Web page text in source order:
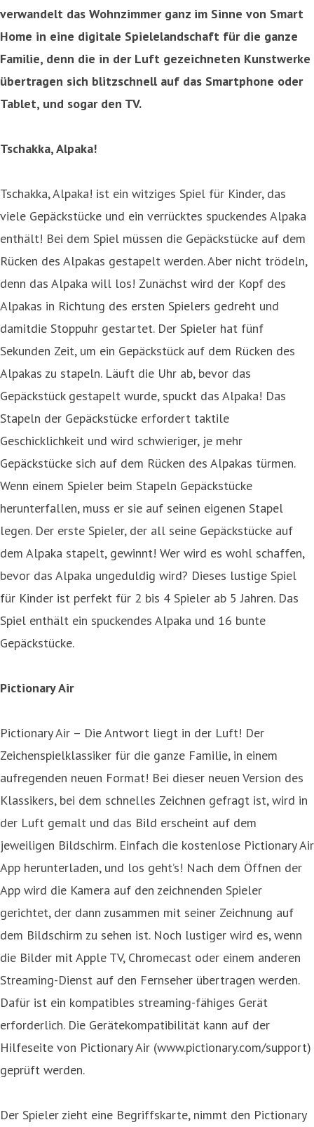
verwandelt das Wohnzimmer ganz im Sinne von Smart
Home in eine digitale Spielelandschaft für die ganze
Familie, denn die in der Luft gezeichneten Kunstwerke
übertragen sich blitzschnell auf das Smartphone oder
Tablet, und sogar den TV.
Tschakka, Alpaka!
Tschakka, Alpaka! ist ein witziges Spiel für Kinder, das
viele Gepäckstücke und ein verrücktes spuckendes Alpaka
enthält! Bei dem Spiel müssen die Gepäckstücke auf dem
Rücken des Alpakas gestapelt werden. Aber nicht trödeln,
denn das Alpaka will los! Zunächst wird der Kopf des
Alpakas in Richtung des ersten Spielers gedreht und
damitdie Stoppuhr gestartet. Der Spieler hat fünf
Sekunden Zeit, um ein Gepäckstück auf dem Rücken des
Alpakas zu stapeln. Läuft die Uhr ab, bevor das
Gepäckstück gestapelt wurde, spuckt das Alpaka! Das
Stapeln der Gepäckstücke erfordert taktile
Geschicklichkeit und wird schwieriger, je mehr
Gepäckstücke sich auf dem Rücken des Alpakas türmen.
Wenn einem Spieler beim Stapeln Gepäckstücke
herunterfallen, muss er sie auf seinen eigenen Stapel
legen. Der erste Spieler, der all seine Gepäckstücke auf
dem Alpaka stapelt, gewinnt! Wer wird es wohl schaffen,
bevor das Alpaka ungeduldig wird? Dieses lustige Spiel
für Kinder ist perfekt für 2 bis 4 Spieler ab 5 Jahren. Das
Spiel enthält ein spuckendes Alpaka und 16 bunte
Gepäckstücke.
Pictionary Air
Pictionary Air – Die Antwort liegt in der Luft! Der
Zeichenspielklassiker für die ganze Familie, in einem
aufregenden neuen Format! Bei dieser neuen Version des
Klassikers, bei dem schnelles Zeichnen gefragt ist, wird in
der Luft gemalt und das Bild erscheint auf dem
jeweiligen Bildschirm. Einfach die kostenlose Pictionary Air
App herunterladen, und los geht’s! Nach dem Öffnen der
App wird die Kamera auf den zeichnenden Spieler
gerichtet, der dann zusammen mit seiner Zeichnung auf
dem Bildschirm zu sehen ist. Noch lustiger wird es, wenn
die Bilder mit Apple TV, Chromecast oder einem anderen
Streaming-Dienst auf den Fernseher übertragen werden.
Dafür ist ein kompatibles streaming-fähiges Gerät
erforderlich. Die Gerätekompatibilität kann auf der
Hilfeseite von Pictionary Air (www.pictionary.com/support)
geprüft werden.
Der Spieler zieht eine Begriffskarte, nimmt den Pictionary